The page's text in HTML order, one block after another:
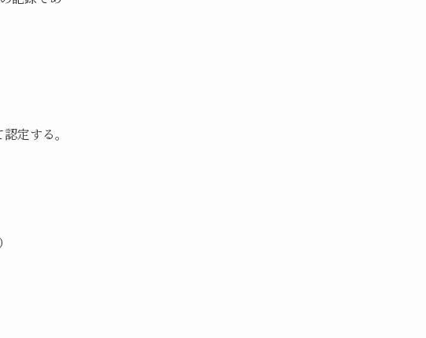
定する。